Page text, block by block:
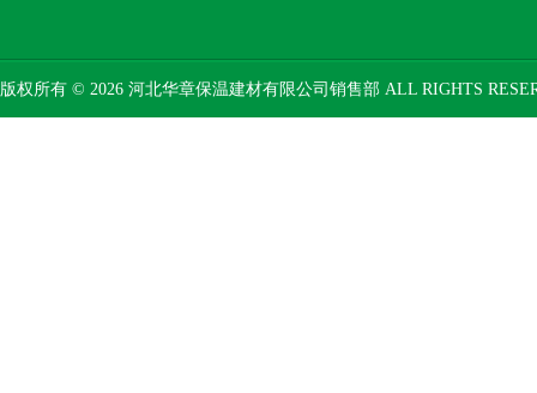
版权所有 © 2026 河北华章保温建材有限公司销售部 ALL RIGHTS